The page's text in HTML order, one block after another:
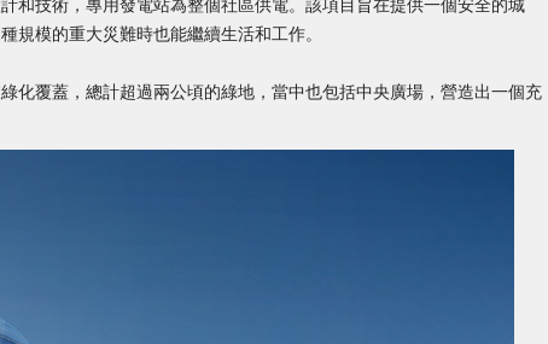
規模的重大災難時也能繼續生活和工作。
化覆蓋，總計超過兩公頃的綠地，當中也包括中央廣場，營造出一個充